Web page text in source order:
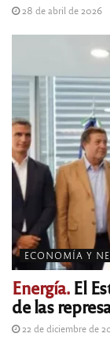
28 de abril de 2026
ECONOMÍA Y
Energía.El
de las
22 de diciembre de